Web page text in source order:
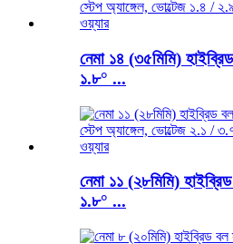
নেমা ১৪ (৩৫মিমি)
১.৮° ...
নেমা ১১ (২৮মিমি)
১.৮° ...